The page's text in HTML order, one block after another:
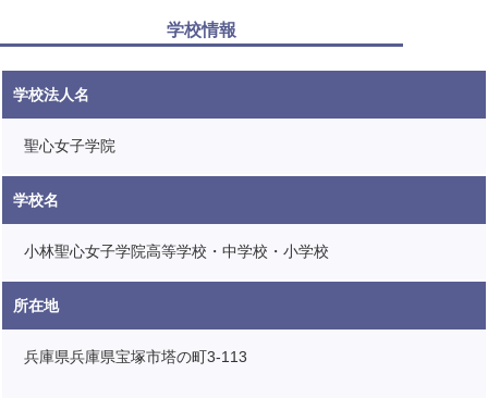
学校情報
学校法人名
聖心女子学院
学校名
小林聖心女子学院高等学校・中学校・小学校
所在地
兵庫県兵庫県宝塚市塔の町3-113